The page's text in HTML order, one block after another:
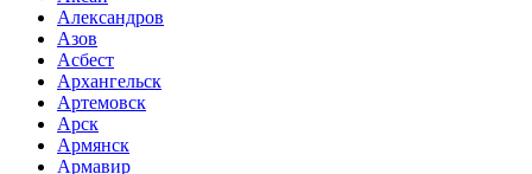
Александров
Азов
Асбест
Архангельск
Артемовск
Арск
Армянск
Армавир